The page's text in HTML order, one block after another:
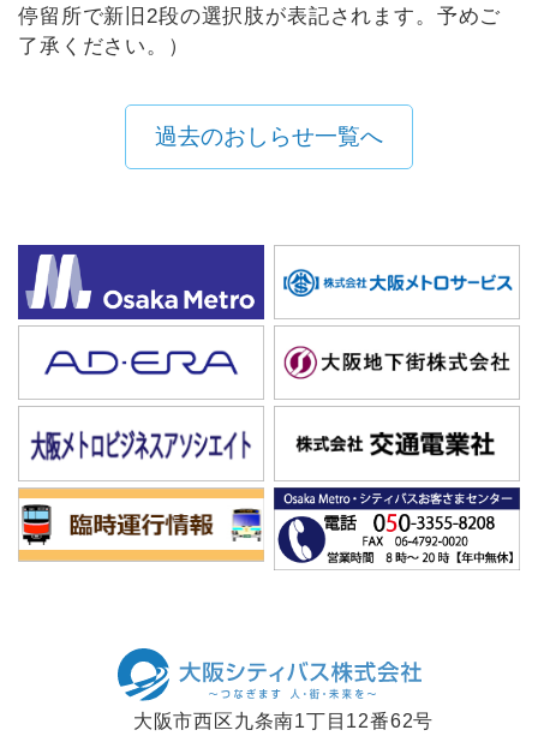
停留所で新旧2段の選択肢が表記されます。予めご
了承ください。）
過去のおしらせ一覧へ
大阪市西区九条南1丁目12番62号